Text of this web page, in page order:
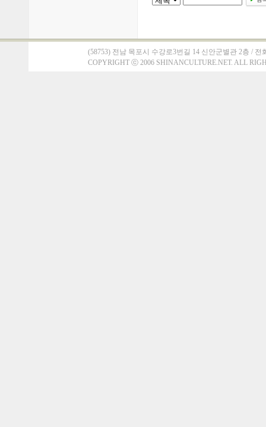
(58753) 전남 목포시 수강로3번길 14 신안군별관 2층 / 전
COPYRIGHT ⓒ2006 SHINANCULTURE.NET. ALL